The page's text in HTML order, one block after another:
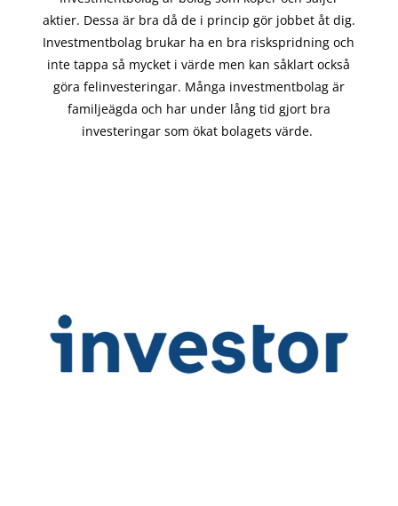
aktier. Dessa är bra då de i princip görjobbet åt dig.
Investmentbolag brukar ha en bra riskspridning och
inte tappa så mycket i värde men kan såklart också
göra felinvesteringar. Många investmentbolag är
familjeägda och har under lång tid gjort bra
investeringar som ökat bolagets värde.